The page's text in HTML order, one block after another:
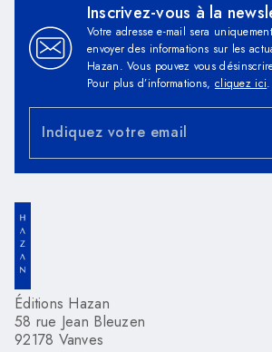
Inscrivez-vous à la
Votre adresse e-mail sera
envoyer des informations sur les
Hazan. Vous pouvez vous
Pour plus d’informations, cliquez ici.
Indiquez votre email
Éditions Hazan
58 rue Jean Bleuzen
92178 Vanves